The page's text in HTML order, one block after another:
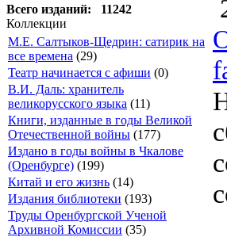
Всего изданий: 11242
Коллекции
М.Е. Салтыков-Щедрин: сатирик на
все времена (29)
Театр начинается с афиши (0)
В.И. Даль: хранитель
великорусского языка (11)
Книги, изданные в годы Великой
Отечественной войны (177)
Издано в годы войны в Чкалове
(Оренбурге) (199)
Китай и его жизнь (14)
Издания библиотеки (193)
Труды Оренбургской Ученой
Архивной Комиссии (35)